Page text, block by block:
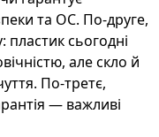
та ОС. По-друге,
пластик сьогодні
але скло й
По-третє,
— важливі